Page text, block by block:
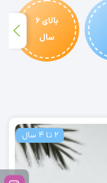
بالای 6
سال
2 تا 4 سال